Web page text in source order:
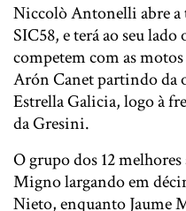
Niccolò Antonelli abre a
SIC58, e terá ao seu
competem com as
Arón Canet partindo da
Estrella Galicia, logo à
da Gresini.
O grupo dos 12
Migno largando em
Nieto, enquanto Jaume